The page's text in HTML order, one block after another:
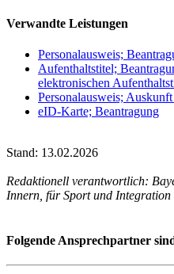
Verwandte Leistungen
Personalausweis;
Aufenthaltstitel;
elektronischen
Personalausweis;
eID-Karte; Beantragung
Stand: 13.02.2026
Redaktionell verantwortlich:
Innern, für Sport und Integration
Folgende Ansprechpartner